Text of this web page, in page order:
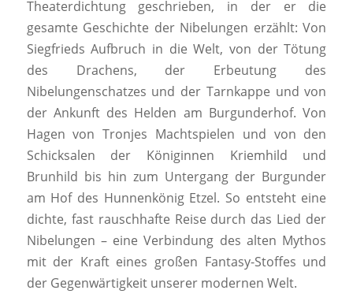
Theaterdichtung geschrieben, in der er die
gesamte Geschichte der Nibelungen erzählt: Von
Siegfrieds Aufbruch in die Welt, von der Tötung
des Drachens, der Erbeutung des
Nibelungenschatzes und der Tarnkappe und von
der Ankunft des Helden am Burgunderhof. Von
Hagen von Tronjes Machtspielen und von den
Schicksalen der Königinnen Kriemhild und
Brunhild bis hin zum Untergang der Burgunder
am Hof des Hunnenkönig Etzel. So entsteht eine
dichte, fast rauschhafte Reise durch das Lied der
Nibelungen – eine Verbindung des alten Mythos
mit der Kraft eines großen Fantasy-Stoffes und
der Gegenwärtigkeit unserer modernen Welt.